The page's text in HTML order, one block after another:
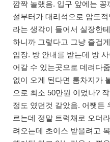
깜짝 놀랬음. 입구 앞에는
설부터가 대리석으로 압도
라는 생각이 들어서 실장한
하니까 그렇다고 그냥 즐겁
입장. 방 안내를 받는데 방
어갈 수 있는곳으로 데려다
없이 오게 된다면 룸차지가
으로 최소 50만원 이었나?
정도 였던것 같았음. 어쨋든
르는데 정말 트럭채로 오더
려오는데 초이스 받을려고